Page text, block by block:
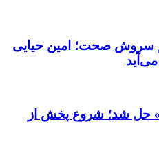
سروش صحت؛ امین حیایی
حل شد؛ شروع پخش از